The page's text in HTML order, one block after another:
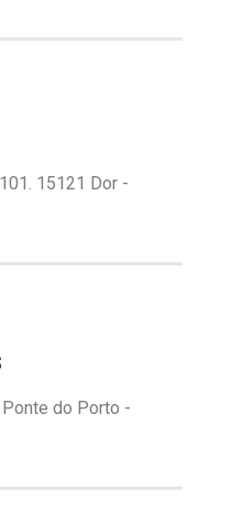
15121 Dor -
Ponte do Porto -